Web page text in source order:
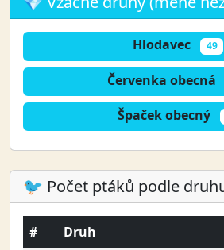
Hlodavec 49
Červenka obecná
Špaček obecný
🐦 Počet ptáků podle
# Druh